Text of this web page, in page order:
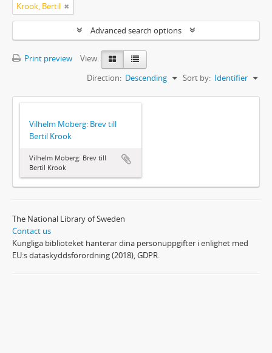
Krook, Bertil
Advanced search options
Print preview
View:
Sort by: Identifier
Direction: Descending
Vilhelm Moberg: Brev till
Bertil Krook
Vilhelm Moberg: Brev till
Bertil Krook
The National Library of Sweden
Contact us
Kungliga biblioteket hanterar dina personuppgifter i enlighet med
EU:s dataskyddsförordning (2018), GDPR.